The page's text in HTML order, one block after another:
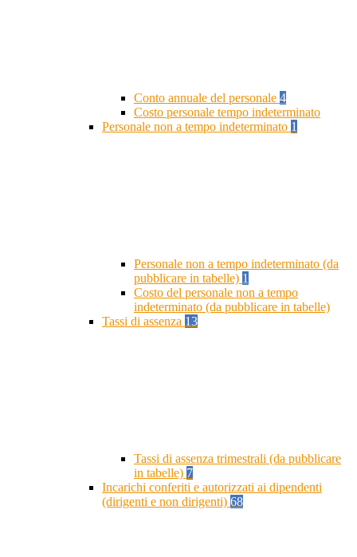
Conto annuale del personale 4
Costo personale tempo indeterminato
Personale non a tempo indeterminato 1
Personale non a tempo indeterminato (da
pubblicare in tabelle) 1
Costo del personale non a tempo
indeterminato (da pubblicare in tabelle)
Tassi di assenza 13
Tassi di assenza trimestrali (da pubblicare
in tabelle) 7
Incarichi conferiti e autorizzati ai dipendenti
(dirigenti e non dirigenti) 68